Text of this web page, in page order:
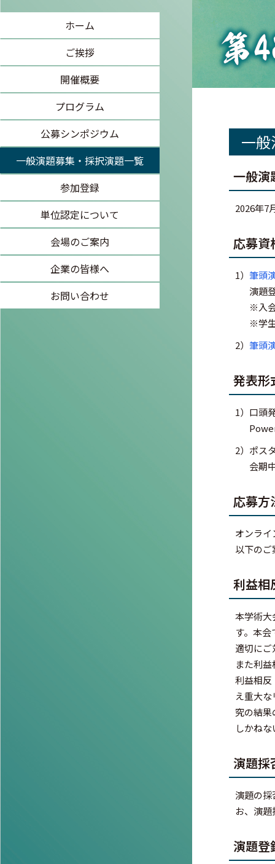
ホーム
ご挨拶
開催概要
プログラム
公募シンポジウム
一般演題募集・採択演題一覧
参加登録
単位認定について
会場のご案内
企業の皆様へ
お問い合わせ
一
一般演
2026年7
応募資
1） 筆頭
演題
※入
※学
2） 筆頭
発表形
1） 口頭
2） ポス
会期
応募方
オンラ
以下の
利益相
本学術大
す。本
適切に
また利
利益相反
え重大
究の結
しかね
演題採
演題の
お、演
演題登